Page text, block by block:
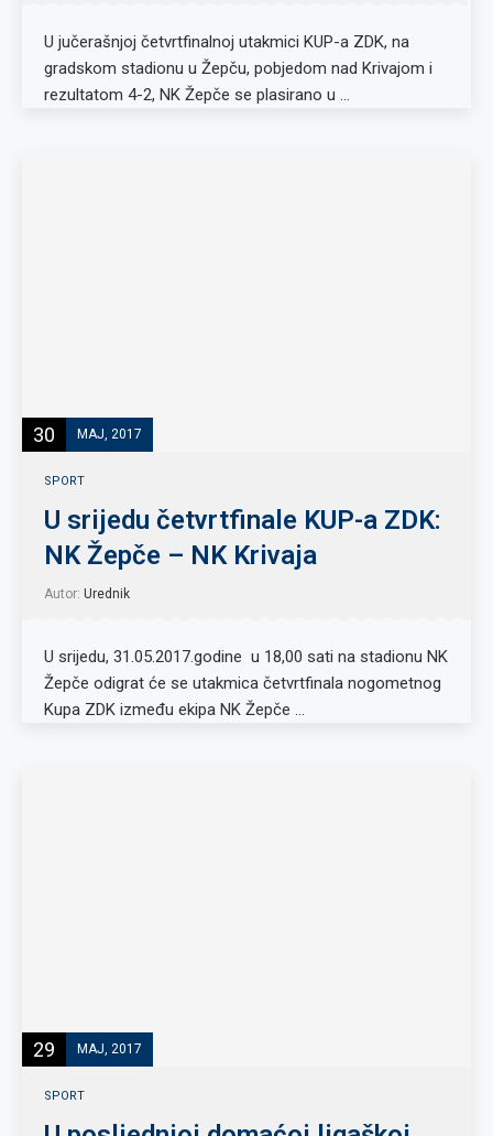
U jučerašnjoj četvrtfinalnoj utakmici KUP-a ZDK, na
gradskom stadionu u Žepču, pobjedom nad Krivajom i
rezultatom 4-2, NK Žepče se plasirano u …
30 MAJ, 2017
SPORT
U srijedu četvrtfinale KUP-a ZDK:
NK Žepče – NK Krivaja
Autor: Urednik
U srijedu, 31.05.2017.godine u 18,00 sati na stadionu NK
Žepče odigrat će se utakmica četvrtfinala nogometnog
Kupa ZDK između ekipa NK Žepče …
29 MAJ, 2017
SPORT